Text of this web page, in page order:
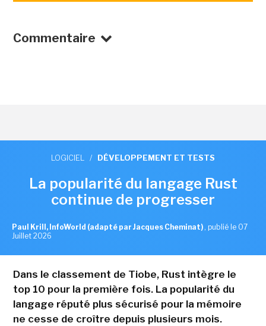
Commentaire
LOGICIEL / DÉVELOPPEMENT ET TESTS
La popularité du langage Rust
continue de progresser
Paul Krill, InfoWorld (adapté par Jacques Cheminat) , publié le 07
Juillet 2026
Dans le classement de Tiobe, Rust intègre le
top 10 pour la première fois. La popularité du
langage réputé plus sécurisé pour la mémoire
ne cesse de croître depuis plusieurs mois.